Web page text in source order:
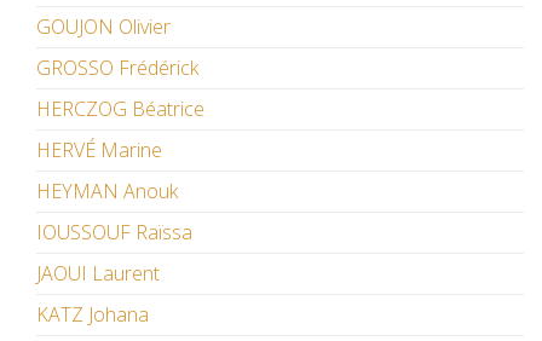
GOUJON Olivier
GROSSO Frédérick
HERCZOG Béatrice
HERVÉ Marine
HEYMAN Anouk
IOUSSOUF Raïssa
JAOUI Laurent
KATZ Johana